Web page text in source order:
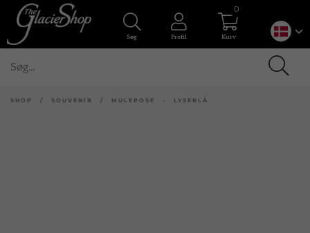
Søg Profil Kurv
0
SHOP / SOUVENIR / MULEPOSE - LYSEBLÅ